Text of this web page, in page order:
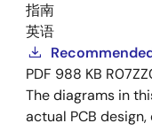
指南
英语
PDF 988 KB
The diagrams in
actual PCB